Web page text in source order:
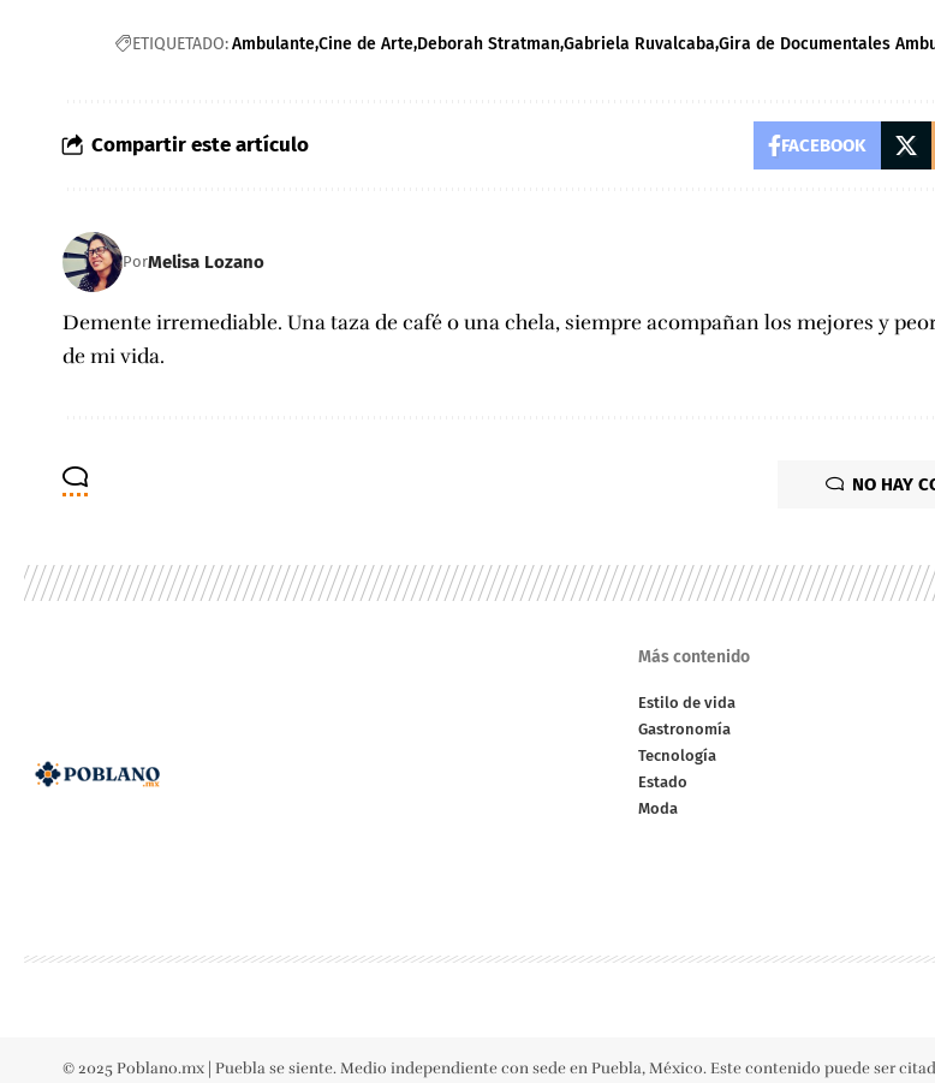
ETIQUETADO:AmbulanteCine de Arte Deborah StratmanGabriela RuvalcabaGira de Documentales
Compartir este artículo FACEBOOK
PorMelisa Lozano
Demente irremediable. Una taza de café o una chela, siempre acompañan los mejores y
de mi vida.
NO HAY
Más contenido
Estilo de vida
Gastronomía
Tecnología
Estado
Moda
© 2025 Poblano.mx | Puebla se siente. Medio independiente con sede en Puebla, México. Este contenido puede ser